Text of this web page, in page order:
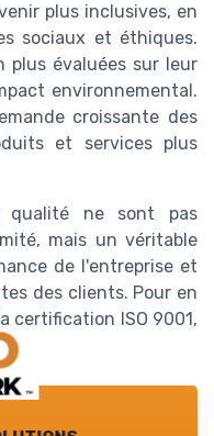
plus inclusives, en
sociaux et éthiques.
plus évaluées sur leur
environnemental.
croissante des
et services plus
qualité ne sont pas
mais un véritable
de l'entreprise et
des clients. Pour en
certification ISO 9001,